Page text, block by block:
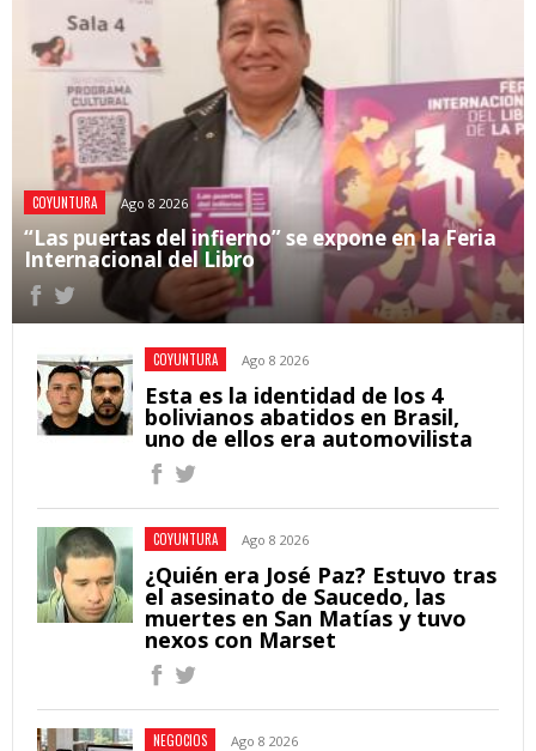
COYUNTURA Ago 8 2026
“Las puertas del infierno” se expone en la Feria
Internacional del Libro
COYUNTURA Ago 8 2026
Esta es la identidad de los 4
bolivianos abatidos en Brasil,
uno de ellos era automovilista
COYUNTURA Ago 8 2026
¿Quién era José Paz? Estuvo tras
el asesinato de Saucedo, las
muertes en San Matías y tuvo
nexos con Marset
NEGOCIOS Ago 8 2026